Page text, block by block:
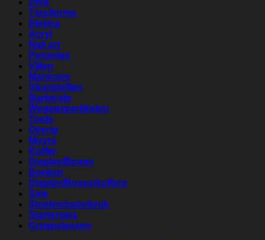
Diva
Tips/forms
Elektra
Acryl
Nail art
Penselen
Vijlen
Manicure
Vloeistoffen
Barbicide
Wegwerpartikelen
Tools
Overig
Moyra
Koffer
Display/Boxes
Boeken
Display/Boxes/koffers
Sale
Stoelen/zadelkruk
Startersets
Groepslessen